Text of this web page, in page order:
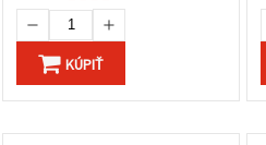
KÚPIŤ